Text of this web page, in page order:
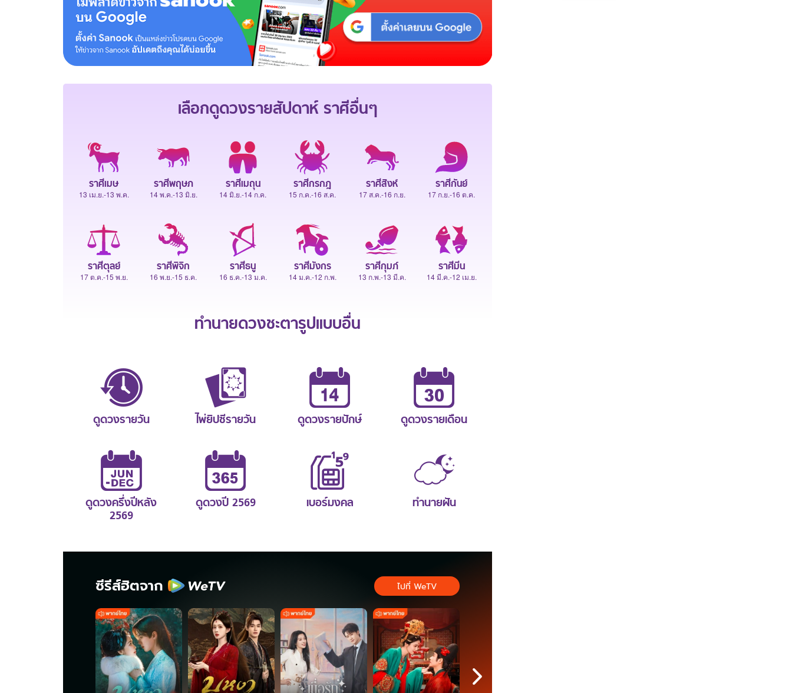
เลือกดูดวงรายสัปดาห์ราศีอื่นๆ
ราศีเมษ
13 เม.ย.-13 พ.ค.
ราศีพฤษภ
14 พ.ค.-13 มิ.ย.
ราศีเมถุน
14 มิ.ย.-14 ก.ค.
ราศีกรกฎ
15 ก.ค.-16 ส.ค.
ราศีสิงห์
17 ส.ค.-16 ก.ย.
ราศีกันย์
17 ก.ย.-16 ต.ค.
ราศีตุลย์
17 ต.ค.-15 พ.ย.
ราศีพิจิก
16 พ.ย.-15 ธ.ค.
ราศีธนู
16 ธ.ค.-13 ม.ค.
ราศีมังกร
14 ม.ค.-12 ก.พ.
ราศีกุมภ์
13 ก.พ.-13 มี.ค.
ราศีมีน
14 มี.ค.-12 เม.ย.
ทำนายดวงชะตารูปแบบอื่น
ดูดวงรายวัน ไพ่ยิปซีรายวัน ดูดวงรายปักษ์ ดูดวงรายเดือน
ดูดวงครึ่งปีหลัง
2569
ดูดวงปี 2569 เบอร์มงคล ทำนายฝัน
ซีรีส์ฮิตจาก ไปที่ WeTV